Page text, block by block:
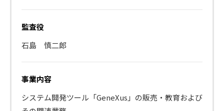
監査役
石島 慎二郎
事業内容
システム開発ツール「GeneXus」の販売・教育および